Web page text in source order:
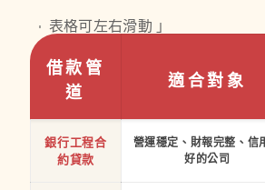
「 表格可左右滑動 」
借款管
道
適合對象
銀行工程合
約貸款
營運穩定、財報完整、信
好的公司